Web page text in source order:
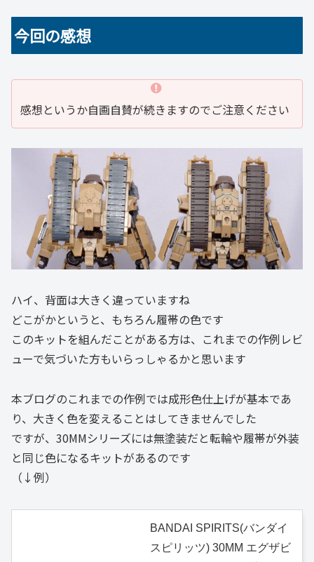
今回の感想
感想というか自画自賛が続きますのでご注意ください
ハイ、背面は大きく違っていますね
どこがかというと、もちろん履帯の色です
このキットを組んだことがある方は、これまでの作例レビ
ューで気づいた方もいらっしゃるかと思います
本ブログのこれまでの作例では成形色仕上げが基本であ
り、大きく色を変えることはしてきませんでした
ですが、30MMシリーズには無塗装だと転輪や履帯が外装
と同じ色になるキットがあるのです
（↓例）
BANDAI SPIRITS(バンダイ
スピリッツ) 30MM エグザビ